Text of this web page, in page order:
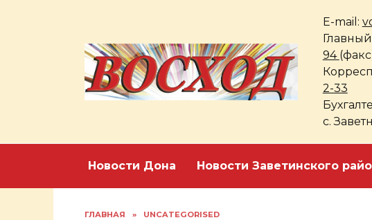
E-mail:
94
2-33
с.
Новости Дона Новости Заветинского
ГЛАВНАЯ » UNCATEGORISED